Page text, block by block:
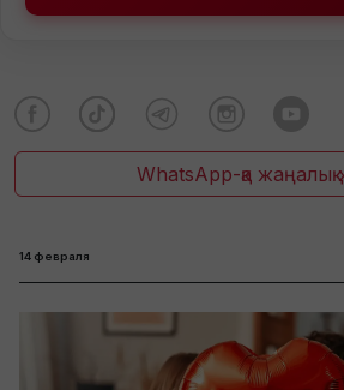
WhatsApp-қа жаңалық
14 февраля